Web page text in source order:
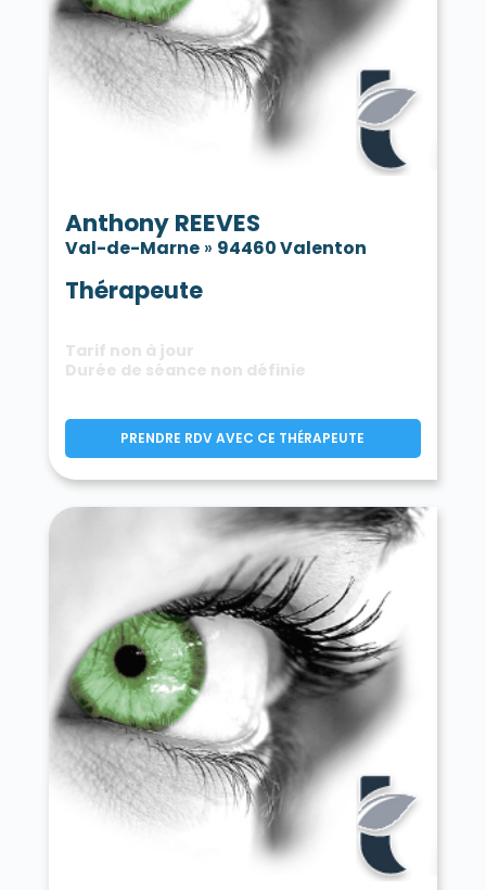
Anthony REEVES
Val-de-Marne» 94460 Valenton
Thérapeute
Tarif non à jour
Durée de séance non définie
PRENDRE RDV AVEC CE THÉRAPEUTE